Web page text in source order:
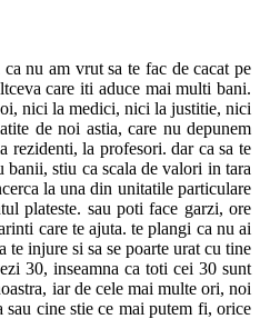
nu am vrut sa te fac de cacat pe
care iti aduce mai multi bani.
nici la medici, nici la justitie, nici
de noi astia, care nu depunem
rezidenti, la profesori. dar ca sa te
banii, stiu ca scala de valori in tara
la una din unitatile particulare
plateste. sau poti face garzi, ore
care te ajuta. te plangi ca nu ai
te injure si sa se poarte urat cu tine
30, inseamna ca toti cei 30 sunt
iar de cele mai multe ori, noi
cine stie ce mai putem fi, orice